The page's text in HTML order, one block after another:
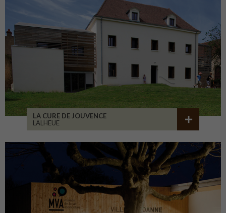
LA CURE DE JOUVENCE
LALHEUE